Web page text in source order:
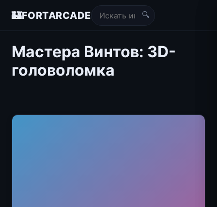
🏰FORTARCADE 🔍
Мастера Винтов: 3D-
головоломка